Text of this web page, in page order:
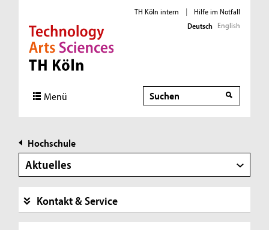
Direkt zur Hauptnavigation
Direkt zur Subnavigation
Direkt zum Inhalt
Direkt zum Fußbereich
TH Köln intern |
Hilfe im Notfall
Deutsch English
Menü Suche
Hochschule
Aktuelles
Kontakt & Service